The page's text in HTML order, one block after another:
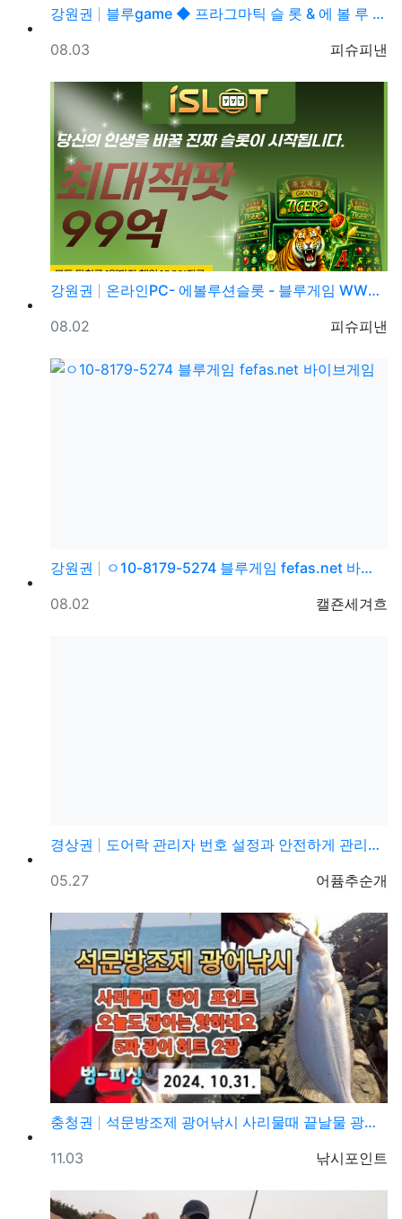
강원권
블루game ◆ 프라그마틱 슬 롯 & 에 볼 루 션 ◆…
등록자
피슈피낸
등록일
08.03
강원권
온라인PC- 에볼루션슬롯 - 블루게임 WWW.fefas…
등록자
피슈피낸
등록일
08.02
강원권
ㅇ10-8179-5274 블루게임 fefas.net 바…
등록자
캘죤세겨흐
등록일
08.02
경상권
도어락 관리자 번호 설정과 안전하게 관리하는 방법
등록자
어퓸추순개
등록일
05.27
충청권
석문방조제 광어낚시 사리물때 끝날물 광어포인트 추천
등록자
낚시포인트
등록일
11.03